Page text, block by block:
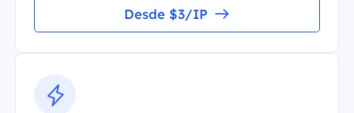
Desde $3/IP